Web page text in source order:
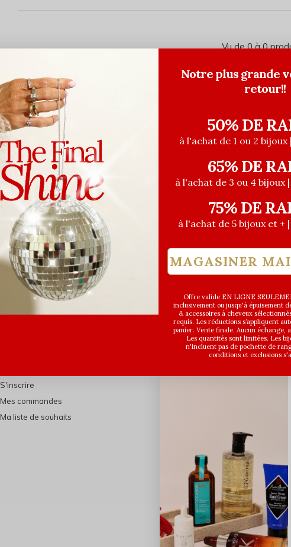
Vu de 0 à 0
Abonnez-vous à notre infolettre
Recevez les dernières offres et promotions
S'inscrire
Mes commandes
Ma liste de souhaits
Catégories
Soins du visage
Maquillage
Bain et Corps
Bijoux
Notre plus grande
retour!!
50% DE
à l'achat de 1 ou 2 bijoux
65% DE
à l'achat de 3 ou 4 bijoux
75% DE
à l'achat de 5 bijoux et +
MAGASINER
Offre valide EN LIGNE
inclusivement ou jusqu'à épuisement
& accessoires à cheveux
requis. Les réductions s’appliquent
panier. Vente finale. Aucun échange,
Les quantités sont limitées. Les
n'incluent pas de pochette de
conditions et exclusions